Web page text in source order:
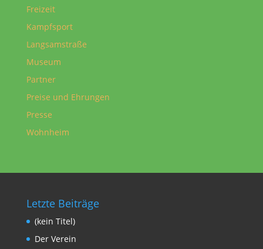
Freizeit
Kampfsport
Langsamstraße
Museum
Partner
Preise und Ehrungen
Presse
Wohnheim
Letzte Beiträge
(kein Titel)
Der Verein